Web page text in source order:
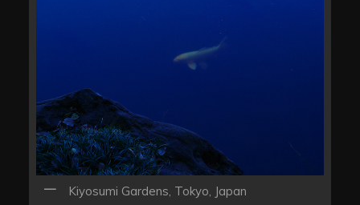
Kiyosumi Gardens, Tokyo, Japan